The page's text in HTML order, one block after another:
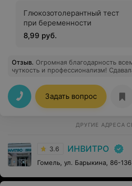
Глюкозотолерантный тест
при беременности
8,99 руб.
Отзыв. Огромная благодарность
чуткость и профессионализм!
ресепшене успокоили, всё подробно
сориентировали по срокам и
процедурном кабинете — мастера
даже не почувствовала. Вы — лучшие!
Задать вопрос
ДРУГИЕ АДРЕСА
3.6 ИНВИТРО
Гомель, ул. Барыкина, 86-136